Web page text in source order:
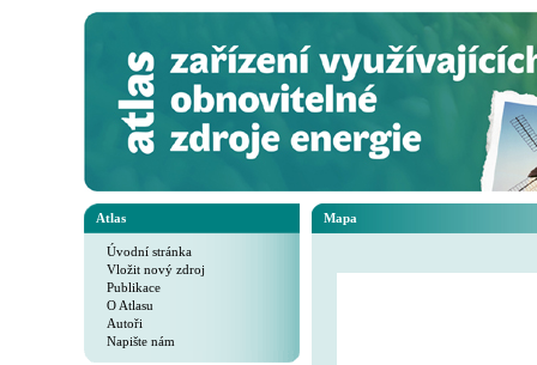
Atlas
Úvodní stránka
Vložit nový zdroj
Publikace
O Atlasu
Autoři
Napište nám
Mapa